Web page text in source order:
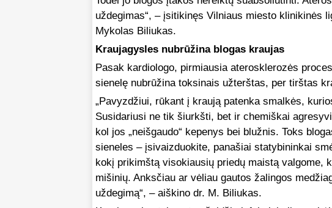
uždegimas“, – įsitikinęs Vilniaus miesto klinikinės
Mykolas Biliukas.
Kraujagysles nubrūžina blogas kraujas
Pasak kardiologo, pirmiausia aterosklerozės
sienelę nubrūžina toksinais užterštas, per tirštas
„Pavyzdžiui, rūkant į kraują patenka smalkės,
Susidariusi ne tik šiurkšti, bet ir chemiškai
kol jos „neišgaudo“ kepenys bei blužnis. Toks
sieneles – įsivaizduokite, panašiai statybininkai
kokį prikimštą visokiausių priedų maistą valgome,
mišinių. Anksčiau ar vėliau gautos žalingos
uždegimą“, – aiškino dr. M. Biliukas.